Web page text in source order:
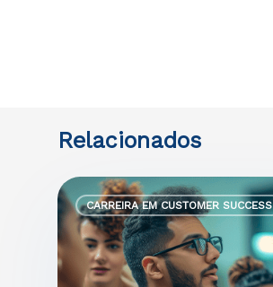
CARREIRA EM CUSTOMER SUCCESS